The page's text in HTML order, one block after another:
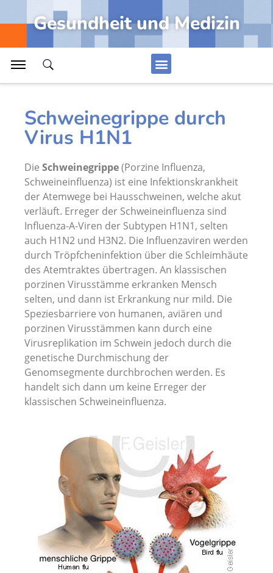
Gesundheit und Medizin
Hautpflege, Aufbau und Pflege der Haut
Erkrankung Arterien, Aneurysma
Anti-Aging, Hautpflege gegen Falten
DNA-Basenpaare und Reduplikation
Medizin
Organe der Frau und Sexualität
Erkrankung Fuß, Arthrose Sprunggelenk
Rückenmark mit Lendengeflecht und Kreuzbeingeflecht
Erkrankung weibliche Brust, Brustkrebs
Leiste, Leistenregion, Leistengegend
Alle Artikel Anzeigen...
Schweinegrippe durch
Virus H1N1
Die Schweinegrippe(Porzine Influenza,
Schweineinfluenza) ist eine Infektionskrankheit
der Atemwege bei Hausschweinen, welche akut
verläuft. Erreger der Schweineinfluenza sind
Influenza-A-Viren der Subtypen H1N1, selten
auch H1N2 und H3N2. Die Influenzaviren werden
durch Tröpfcheninfektion über die Schleimhäute
des Atemtraktes übertragen. An klassischen
porzinen Virusstämme erkranken Mensch
selten, und dann ist Erkrankung nur mild. Die
Speziesbarriere von humanen, aviären und
porzinen Virusstämmen kann durch eine
Virusreplikation im Schwein jedoch durch die
genetische Durchmischung der
Genomsegmente durchbrochen werden. Es
handelt sich dann um keine Erreger der
klassischen Schweineinfluenza.